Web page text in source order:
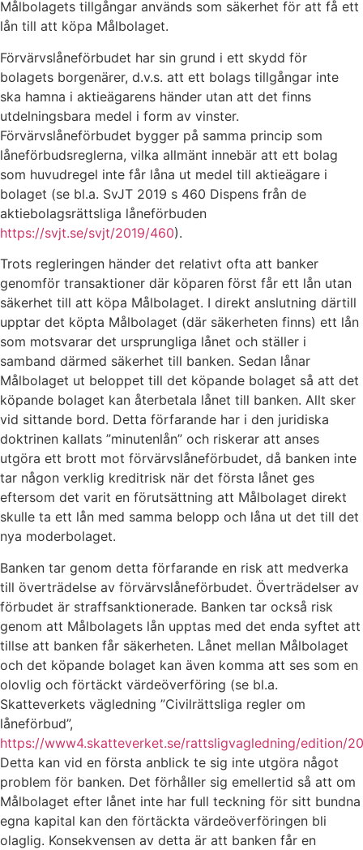
Målbolagets tillgångar används som säkerhet för att få ett
lån till att köpa Målbolaget.
Förvärvslåneförbudet har sin grund i ett skydd för
bolagets borgenärer, d.v.s. att ett bolags tillgångar inte
ska hamna i aktieägarens händer utan att det finns
utdelningsbara medel i form av vinster.
Förvärvslåneförbudet bygger på samma princip som
låneförbudsreglerna, vilka allmänt innebär att ett bolag
som huvudregel inte får låna ut medel till aktieägare i
bolaget (se bl.a. SvJT 2019 s 460 Dispens från de
aktiebolagsrättsliga låneförbuden
https://svjt.se/svjt/2019/460).
Trots regleringen händer det relativt ofta att banker
genomför transaktioner där köparen först får ett lån utan
säkerhet till att köpa Målbolaget. I direkt anslutning därtill
upptar det köpta Målbolaget (där säkerheten finns) ett lån
som motsvarar det ursprungliga lånet och ställer i
samband därmed säkerhet till banken. Sedan lånar
Målbolaget ut beloppet till det köpande bolaget så att det
köpande bolaget kan återbetala lånet till banken. Allt sker
vid sittande bord. Detta förfarande har i den juridiska
doktrinen kallats ”minutenlån” och riskerar att anses
utgöra ett brott mot förvärvslåneförbudet, då banken inte
tar någon verklig kreditrisk när det första lånet ges
eftersom det varit en förutsättning att Målbolaget direkt
skulle ta ett lån med samma belopp och låna ut det till det
nya moderbolaget.
Banken tar genom detta förfarande en risk att medverka
till överträdelse av förvärvslåneförbudet. Överträdelser av
förbudet är straffsanktionerade. Banken tar också risk
genom att Målbolagets lån upptas med det enda syftet att
tillse att banken får säkerheten. Lånet mellan Målbolaget
och det köpande bolaget kan även komma att ses som en
olovlig och förtäckt värdeöverföring (se bl.a.
Skatteverkets vägledning ”Civilrättsliga regler om
låneförbud”,
https://www4.skatteverket.se/rattsligvagledning/edition/
Detta kan vid en första anblick te sig inte utgöra något
problem för banken. Det förhåller sig emellertid så att om
Målbolaget efter lånet inte har full teckning för sitt bundna
egna kapital kan den förtäckta värdeöverföringen bli
olaglig. Konsekvensen av detta är att banken får en